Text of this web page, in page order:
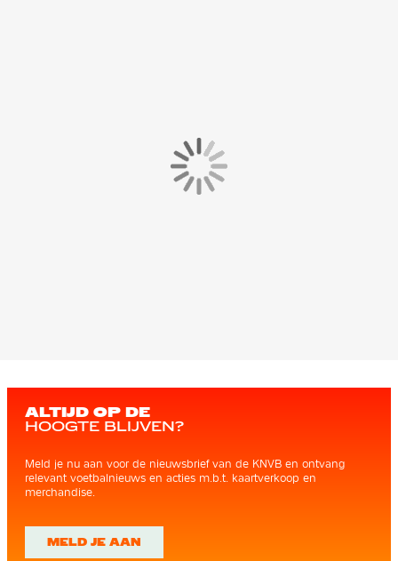
ALTIJD OP DE
HOOGTE BLIJVEN?
Meld je nu aan voor de nieuwsbrief van de KNVB en ontvang
relevant voetbalnieuws en acties m.b.t. kaartverkoop en
merchandise.
MELD JE AAN